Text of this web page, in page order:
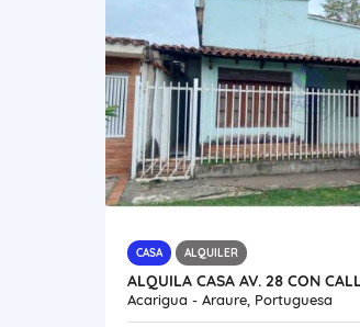
CASA ALQUILER
Acarigua - Araure, Portuguesa